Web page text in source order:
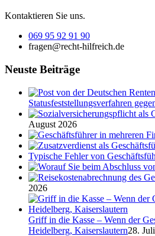
Kontaktieren Sie uns.
069 95 92 91 90
fragen@recht-hilfreich.de
Neuste Beiträge
Statusfeststellungsverfahren
August 2026
Typische Fehler von
2026
Griff in die Kasse – Wenn der
Heidelberg, Kaiserslautern28.